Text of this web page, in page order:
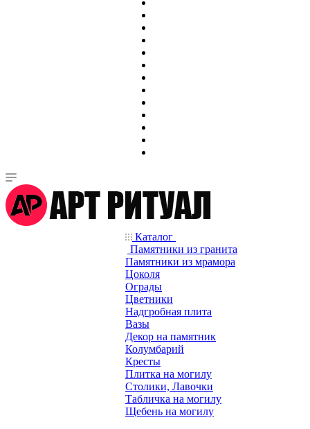
Каталог
Памятники из гранита
Памятники из мрамора
Цоколя
Ограды
Цветники
Надгробная плита
Вазы
Декор на памятник
Колумбарий
Кресты
Плитка на могилу
Столики, Лавочки
Табличка на могилу
Щебень на могилу